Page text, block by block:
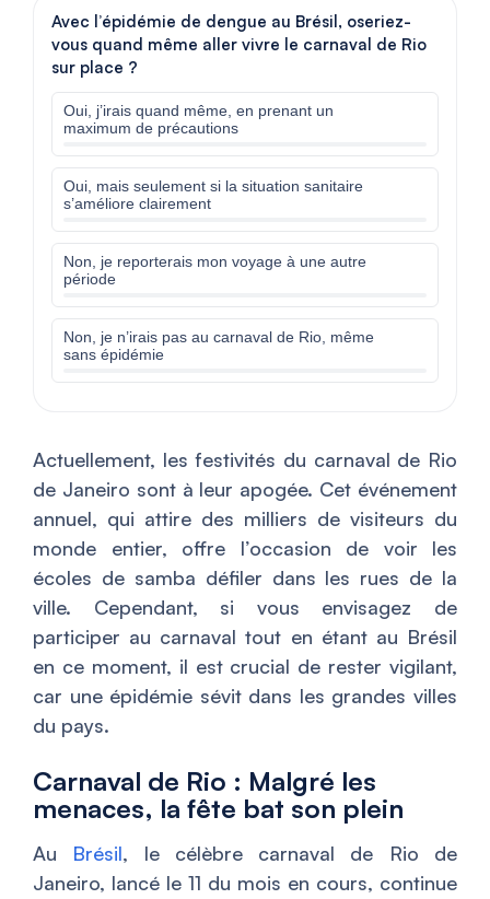
Avec l’épidémie de dengue au Brésil, oseriez-
vous quand même aller vivre le carnaval de Rio
sur place ?
Oui, j’irais quand même, en prenant un
maximum de précautions
Oui, mais seulement si la situation sanitaire
s’améliore clairement
Non, je reporterais mon voyage à une autre
période
Non, je n’irais pas au carnaval de Rio, même
sans épidémie
Actuellement, les festivités du carnaval de Rio
de Janeiro sont à leur apogée. Cet événement
annuel, qui attire des milliers de visiteurs du
monde entier, offre l’occasion de voir les
écoles de samba défiler dans les rues de la
ville. Cependant, si vous envisagez de
participer au carnaval tout en étant au Brésil
en ce moment, il est crucial de rester vigilant,
car une épidémie sévit dans les grandes villes
du pays.
Carnaval de Rio : Malgré les
menaces, la fête bat son plein
Au Brésil, le célèbre carnaval de Rio de
Janeiro, lancé le 11 du mois en cours, continue